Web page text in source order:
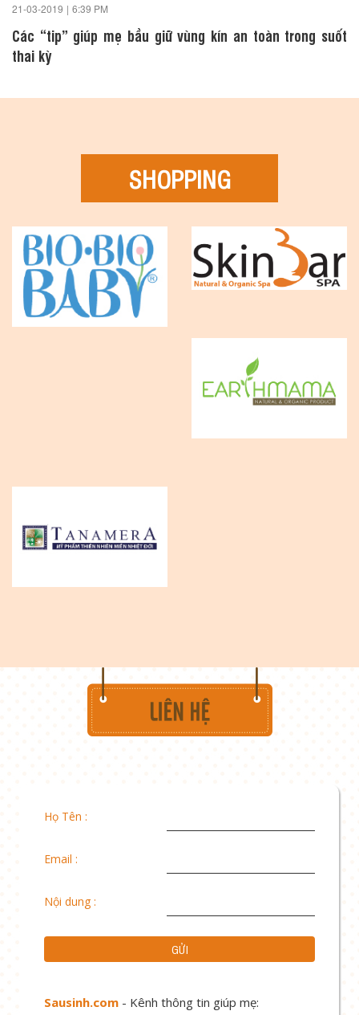
21-03-2019 | 6:39 PM
Các “tip” giúp mẹ bầu giữ vùng kín an toàn trong suốt
thai kỳ
SHOPPING
Họ Tên :
Email :
Nội dung :
Sausinh.com - Kênh thông tin giúp mẹ: